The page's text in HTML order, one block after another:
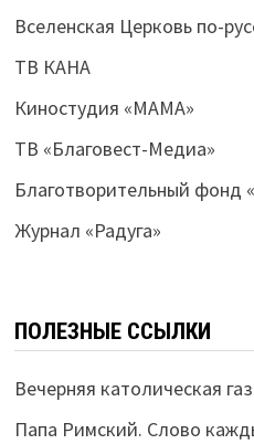
Вселенская Церковь по-
ТВ КАНА
Киностудия «МАМА»
ТВ «Благовест-Медиа»
Благотворительный фонд
Журнал «Радуга»
ПОЛЕЗНЫЕ ССЫЛКИ
Вечерняя католическая
Папа Римский. Слово